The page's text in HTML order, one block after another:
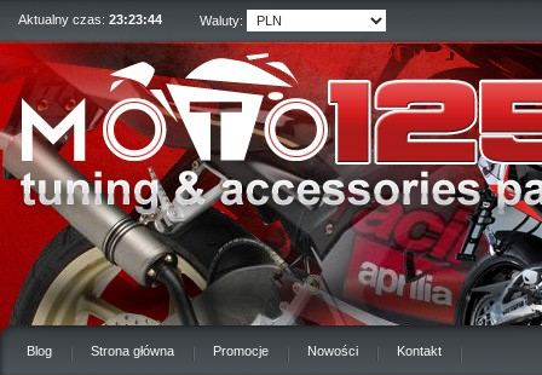
Aktualny czas: 23:23:45 Waluty:
Blog Strona główna Promocje Nowości Kontakt